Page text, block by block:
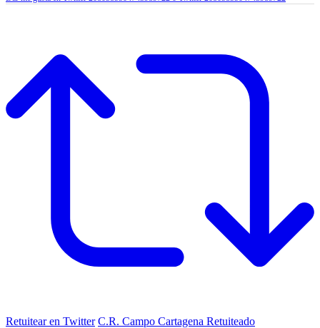
Retuitear en Twitter C.R. Campo Cartagena Retuiteado